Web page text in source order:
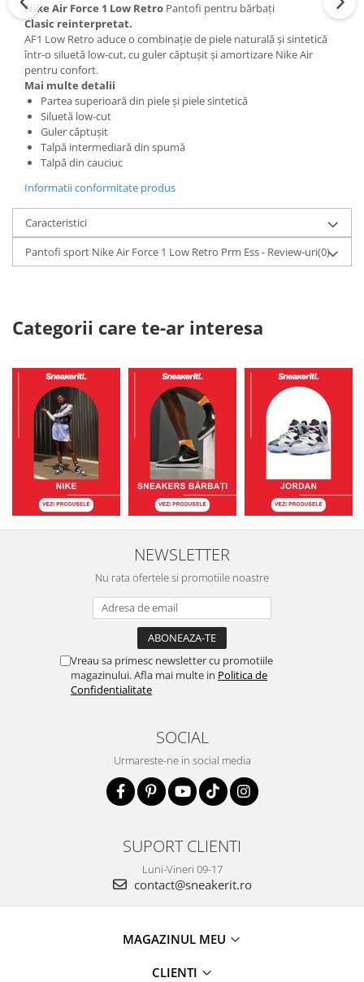
Nike Air Force 1 Low Retro Pantofi pentru bărbați
Clasic reinterpretat.
AF1 Low Retro aduce o combinație de piele naturală și sintetică
într-o siluetă low-cut, cu guler căptușit și amortizare Nike Air
pentru confort.
Mai multe detalii
Partea superioară din piele și piele sintetică
Siluetă low-cut
Guler căptușit
Talpă intermediară din spumă
Talpă din cauciuc
Informatii conformitate produs
Caracteristici
Pantofi sport Nike Air Force 1 Low Retro Prm Ess - Review-uri(0)
Categorii care te-ar interesa
NEWSLETTER
Nu rata ofertele si promotiile noastre
Vreau sa primesc newsletter cu promotiile
magazinului. Afla mai multe in Politica de
Confidentialitate
SOCIAL
Urmareste-ne in social media
SUPORT CLIENTI
Luni-Vineri 09-17
contact@sneakerit.ro
MAGAZINUL MEU
CLIENTI